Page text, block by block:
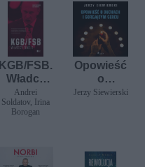
KGB/FSB.
Władcy
Rosji
Andrei
Soldatov, Irina
Borogan
Opowieść
o
duchach i
Jerzy Siewierski